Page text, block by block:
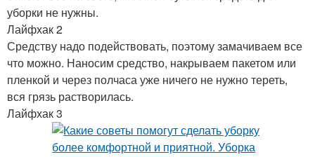
уборки не нужны.
Лайфхак 2
Средству надо подействовать, поэтому замачиваем все
что можно. Наносим средство, накрываем пакетом или
пленкой и через полчаса уже ничего не нужно тереть,
вся грязь растворилась.
Лайфхак 3